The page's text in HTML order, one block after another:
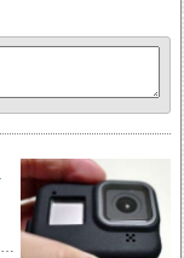
http://countryman.work/2020/05/29/1463/?utm_source=rss&utm_medium=rss&utm_campaign=%25e4%25bb%258a%25e5%25b9%25b4%25e3%2582%2582go-pro%25e3%2581%258c%25e7%2586%25b1%25e3%2581%2584%25ef%25bc%2581-%25e3%2582%25a2%25e3%2582%25af%25e3%2582%25b7%25e3%2583%25a7%25e3%2583%25b3%25e3%2582%25ab%25e3%2583%25a1%25e3%2583%25a9go-pro%25e3%2581%25ae%25e9%25ad%2585%25e5%258a%259b%25e3%2581%25a8%25e7%2594%25a8